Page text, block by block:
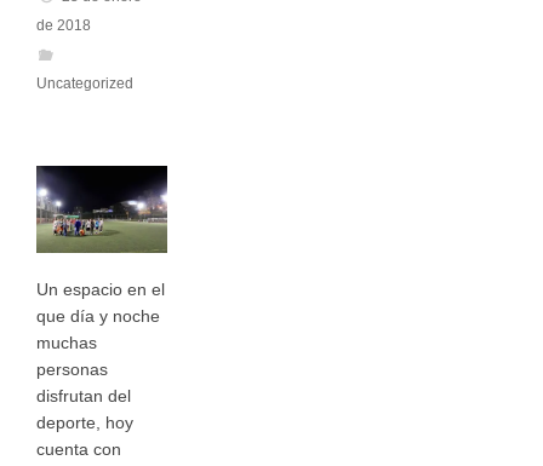
de 2018
Uncategorized
Un espacio en el
que día y noche
muchas
personas
disfrutan del
deporte, hoy
cuenta con